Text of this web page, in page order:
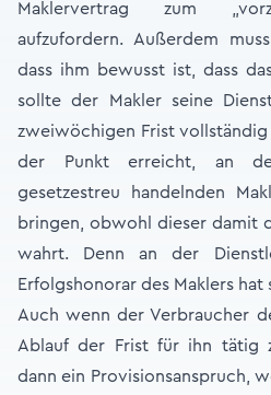
Maklervertrag zum
aufzufordern. Außerdem
dass ihm bewusst ist, dass
sollte der Makler seine
zweiwöchigen Frist
der Punkt erreicht, an
gesetzestreu handelnden
bringen, obwohl dieser damit
wahrt. Denn an der
Erfolgshonorar des Maklers
Auch wenn der Verbraucher
Ablauf der Frist für ihn tätig
dann ein Provisionsanspruch,